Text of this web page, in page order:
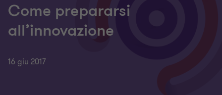
Come prepararsi
all’innovazione
16 giu 2017